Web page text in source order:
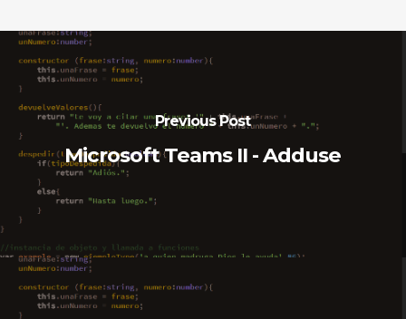
Previous Post
Microsoft Teams II - Adduse